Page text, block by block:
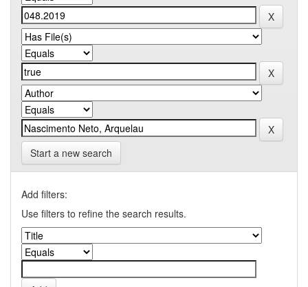
Start a new search
Add filters:
Use filters to refine the search results.